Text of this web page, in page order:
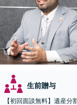
生前贈与
【初回面談無料】遺産